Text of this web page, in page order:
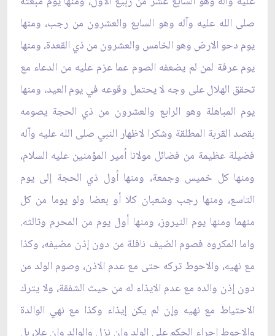
صلى الله عليه وآله وهو السابع والعشرون من رجب، ومنها
يوم دحو الارض وهو الخامس والعشرون من ذي القعدة، ومنها
يوم عرفة لمن لم يضعفه الصوم عما عزم عليه من الدعاء مع
تحقق الهلال على وجه لا يحتمل وقوعه في يوم العيد، ومنها
يوم المباهلة وهو الرابع والعشرون من ذي الحجة يصومه
بقصد القربة المطلقة وشكرا لاظهار النبي صلى الله عليه وآله
فضيلة عظيمة من فضائل مولانا أمير المؤمنين عليه السلام،
ومنها كل خميس وجمعة، ومنها أول ذي الحجة إلى يوم
التاسع، ومنها رجب وشعبان كلا أو بعضا ولو يوما من كل
منهما ومنها يوم النيروز، ومنها أول يوم من المحرم وثالثه.
واما المكروه فصوم الضيف نافلة من دون إذن مضيفه، وكذا
مع نهيه، والاحوط تركه حتى مع عدم الاذن، وصوم الولد من
دون إذن والده مع عدم الايذاء له من حيث الشفقة، ولا يترك
الاحتياط مع نهيه وإن لم يكن إيذاء وكذا مع نهي الوالدة